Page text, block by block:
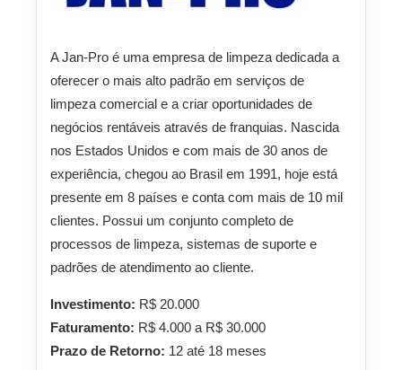
A Jan-Pro é uma empresa de limpeza dedicada a
oferecer o mais alto padrão em serviços de
limpeza comercial e a criar oportunidades de
negócios rentáveis através de franquias. Nascida
nos Estados Unidos e com mais de 30 anos de
experiência, chegou ao Brasil em 1991, hoje está
presente em 8 países e conta com mais de 10 mil
clientes. Possui um conjunto completo de
processos de limpeza, sistemas de suporte e
padrões de atendimento ao cliente.
Investimento: R$ 20.000
Faturamento: R$ 4.000 a R$ 30.000
Prazo de Retorno: 12 até 18 meses